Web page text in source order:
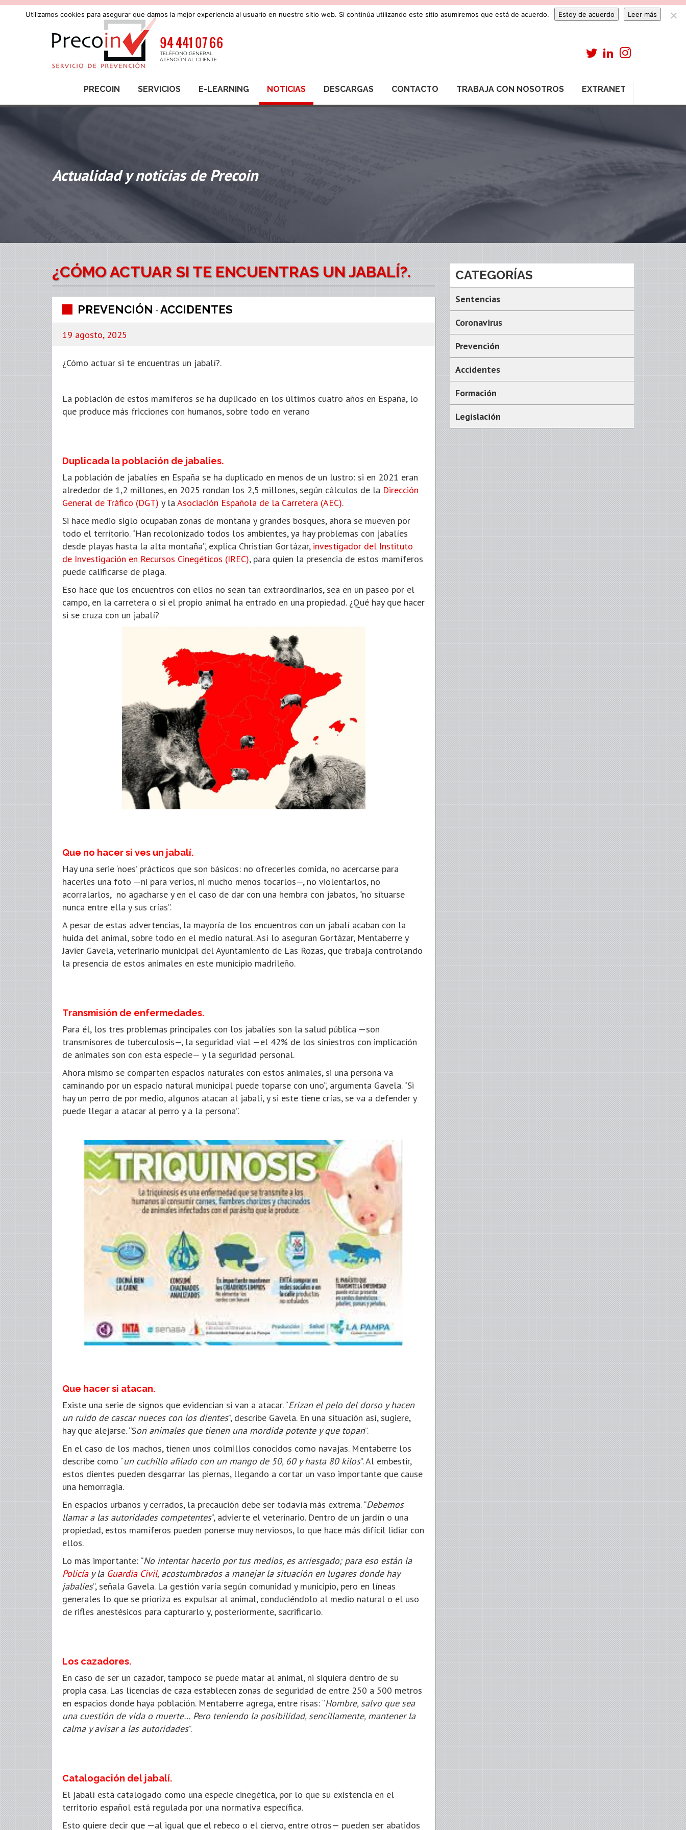
PRECOIN SERVICIOS E-LEARNING NOTICIAS DESCARGAS CONTACTO TRABAJA CON NOSOTROS EXTRANET
Actualidad y noticias de Precoin
¿CÓMO ACTUAR SI TE ENCUENTRAS UN JABALÍ?.
PREVENCIÓN - ACCIDENTES
19 agosto, 2025
¿Cómo actuar si te encuentras un jabalí?.
La población de estos mamíferos se ha duplicado en los últimos cuatro años en España, lo
que produce más fricciones con humanos, sobre todo en verano
Duplicada la población de jabalíes.
La población de jabalíes en España se ha duplicado en menos de un lustro: si en 2021 eran
alrededor de 1,2 millones, en 2025 rondan los 2,5 millones, según cálculos de la Dirección
General de Tráfico (DGT) y laAsociación Española de la Carretera (AEC).
Si hace medio siglo ocupaban zonas de montaña y grandes bosques, ahora se mueven por
todo el territorio. “Han recolonizado todos los ambientes, ya hay problemas con jabalíes
desde playas hasta la alta montaña”, explica Christian Gortázar, investigador del Instituto
de Investigación en Recursos Cinegéticos (IREC), para quien la presencia de estos mamíferos
puede calificarse de plaga.
Eso hace que los encuentros con ellos no sean tan extraordinarios, sea en un paseo por el
campo, en la carretera o si el propio animal ha entrado en una propiedad. ¿Qué hay que hacer
si se cruza con un jabalí?
Que no hacer si ves un jabalí.
Hay una serie ‘noes’ prácticos que son básicos: no ofrecerles comida, no acercarse para
hacerles una foto —ni para verlos, ni mucho menos tocarlos—, no violentarlos, no
acorralarlos, no agacharse y en el caso de dar con una hembra con jabatos, “no situarse
nunca entre ella y sus crías”.
A pesar de estas advertencias, la mayoría de los encuentros con un jabalí acaban con la
huida del animal, sobre todo en el medio natural. Así lo aseguran Gortázar, Mentaberre y
Javier Gavela, veterinario municipal del Ayuntamiento de Las Rozas, que trabaja controlando
la presencia de estos animales en este municipio madrileño.
Transmisión de enfermedades.
Para él, los tres problemas principales con los jabalíes son la salud pública —son
transmisores de tuberculosis—, la seguridad vial —el 42% de los siniestros con implicación
de animales son con esta especie— y la seguridad personal.
Ahora mismo se comparten espacios naturales con estos animales, si una persona va
caminando por un espacio natural municipal puede toparse con uno”, argumenta Gavela. “Si
hay un perro de por medio, algunos atacan al jabalí, y si este tiene crías, se va a defender y
puede llegar a atacar al perro y a la persona”.
Que hacer si atacan.
Existe una serie de signos que evidencian si van a atacar. “Erizan el pelo del dorso y hacen
un ruido de cascar nueces con los dientes”, describe Gavela. En una situación así, sugiere,
hay que alejarse. “Son animales que tienen una mordida potente y que topan”.
En el caso de los machos, tienen unos colmillos conocidos como navajas. Mentaberre los
describe como “un cuchillo afilado con un mango de 50, 60 y hasta 80 kilos”. Al embestir,
estos dientes pueden desgarrar las piernas, llegando a cortar un vaso importante que cause
una hemorragia.
En espacios urbanos y cerrados, la precaución debe ser todavía más extrema. “Debemos
llamar a las autoridades competentes”, advierte el veterinario. Dentro de un jardín o una
propiedad, estos mamíferos pueden ponerse muy nerviosos, lo que hace más difícil lidiar con
ellos.
Lo más importante: “No intentar hacerlo por tus medios, es arriesgado; para eso están la
Policíay la Guardia Civil, acostumbrados a manejar la situación en lugares donde hay
jabalíes”, señala Gavela. La gestión varía según comunidad y municipio, pero en líneas
generales lo que se prioriza es expulsar al animal, conduciéndolo al medio natural o el uso
de rifles anestésicos para capturarlo y, posteriormente, sacrificarlo.
Los cazadores.
En caso de ser un cazador, tampoco se puede matar al animal, ni siquiera dentro de su
propia casa. Las licencias de caza establecen zonas de seguridad de entre 250 a 500 metros
en espacios donde haya población. Mentaberre agrega, entre risas: “Hombre, salvo que sea
una cuestión de vida o muerte… Pero teniendo la posibilidad, sencillamente, mantener la
calma y avisar a las autoridades”.
Catalogación del jabalí.
El jabalí está catalogado como una especie cinegética, por lo que su existencia en el
territorio español está regulada por una normativa específica.
Esto quiere decir que —al igual que el rebeco o el ciervo, entre otros— pueden ser abatidos
CATEGORÍAS
Sentencias
Coronavirus
Prevención
Accidentes
Formación
Legislación
Utilizamos cookies para asegurar que damos la mejor experiencia al usuario en nuestro sitio web. Si continúa utilizando este sitio asumiremos que está de acuerdo. Estoy de acuerdo Leer más